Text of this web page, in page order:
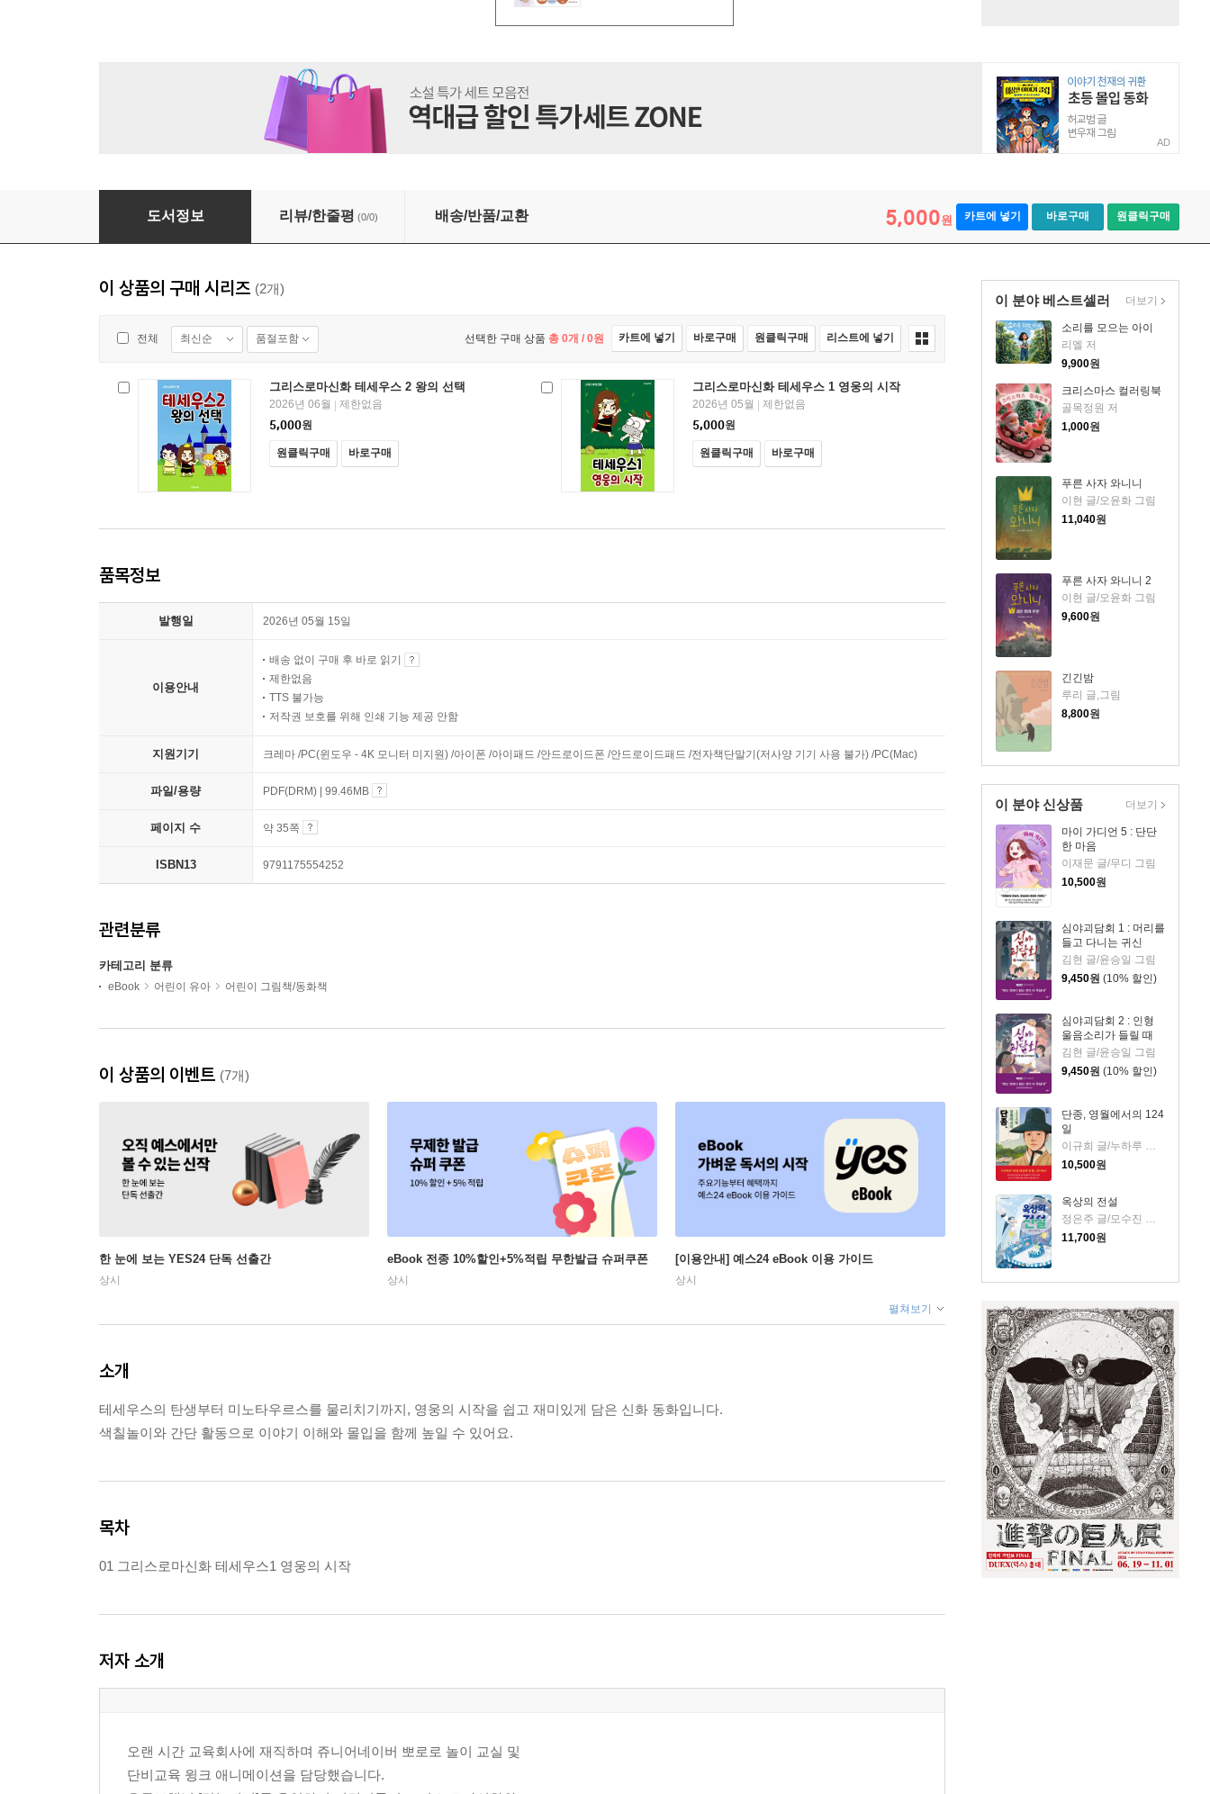
AD
그리스로마신화 테세우스 1 영웅의 시작
도서정보 리뷰/한줄평 (0/0) 배송/반품/교환 5,000원 카트에 넣기 바로구매 원클릭구매
이 분야 베스트셀러
소리를 모으는 아이
리엘 저
9,900원
크리스마스 컬러링북
골목정원 저
1,000원
푸른 사자 와니니
이현 글/오윤화 그림
11,040원
푸른 사자 와니니 2
이현 글/오윤화 그림
9,600원
긴긴밤
루리 글,그림
8,800원
더보기
이 분야 신상품
마이 가디언 5 : 단단
한 마음
이재문 글/무디 그림
10,500원
심야괴담회 1 : 머리를
들고 다니는 귀신
김현 글/윤승일 그림
9,450원 (10% 할인)
심야괴담회 2 : 인형
울음소리가 들릴 때
김현 글/윤승일 그림
9,450원 (10% 할인)
단종, 영월에서의 124
일
10,500원
옥상의 전설
정은주 글/모수진 그림
11,700원
더보기
이 상품의 구매 시리즈 (2개)
전체 최신순 품절포함 선택한 구매 상품 총 0개 / 0원 카트에 넣기 바로구매 원클릭구매 리스트에 넣기
그리스로마신화 테세우스 2 왕의 선택
2026년 06월 | 제한없음
5,000원
원클릭구매 바로구매
그리스로마신화 테세우스 1 영웅의 시작
2026년 05월 | 제한없음
5,000원
원클릭구매 바로구매
품목정보
발행일 2026년 05월 15일
이용안내
배송 없이 구매 후 바로 읽기
제한없음
TTS 불가능
저작권 보호를 위해 인쇄 기능 제공 안함
지원기기 크레마 /PC(윈도우 - 4K 모니터 미지원) /아이폰 /아이패드 /안드로이드폰 /안드로이드패드 /전자책단말기(저사양 기기 사용 불가) /PC(Mac)
파일/용량 PDF(DRM) | 99.46MB
페이지 수 약 35쪽
ISBN13 9791175554252
관련분류
카테고리 분류
eBook 어린이 유아 어린이 그림책/동화책
이 상품의 이벤트 (7개)
한 눈에 보는 YES24 단독 선출간
상시
eBook 전종 10%할인+5%적립 무한발급 슈퍼쿠폰
상시
[이용안내] 예스24 eBook 이용 가이드
상시
펼쳐보기
소개
테세우스의 탄생부터 미노타우르스를 물리치기까지, 영웅의 시작을 쉽고 재미있게 담은 신화 동화입니다.
색칠놀이와 간단 활동으로 이야기 이해와 몰입을 함께 높일 수 있어요.
목차
01 그리스로마신화 테세우스1 영웅의 시작
저자 소개
오랜 시간 교육회사에 재직하며 쥬니어네이버 뽀로로 놀이 교실 및
단비교육 윙크 애니메이션을 담당했습니다.